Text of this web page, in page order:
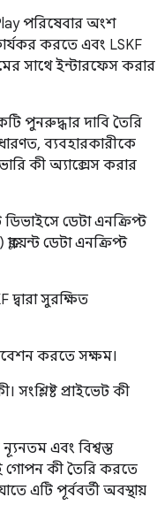
পরিষেবার অংশ
করতে এবং LSKF
সাথে ইন্টারফেস করার
পুনরুদ্ধার দাবি তৈরি
ব্যবহারকারীকে
কী অ্যাক্সেস করার
ডিভাইসে ডেটা এনক্রিপ্ট
ডেটা এনক্রিপ্ট
দ্বারা সুরক্ষিত
করতে সক্ষম।
সংশ্লিষ্ট প্রাইভেট কী
এবং বিশ্বস্ত
গোপন কী তৈরি করতে
এটি পূর্ববর্তী অবস্থায়